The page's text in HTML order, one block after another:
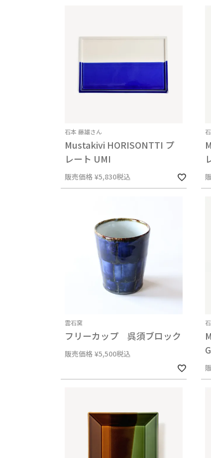
石本 藤雄さん
Mustakivi HORISONTTI プ
レート UMI
販売価格 ¥5,830税込
雲石窯
フリーカップ 呉須ブロック
販売価格 ¥5,500税込